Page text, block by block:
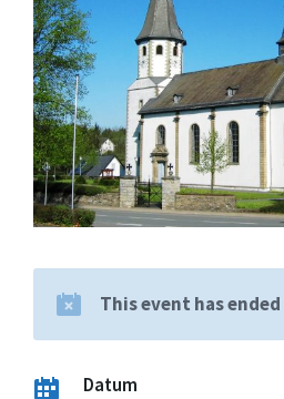
This event has ended
Datum